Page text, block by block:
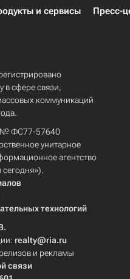
и сервисы Пресс-
в сфере связи,
коммуникаций
№ ФС77-57640
унитарное
агентство
технологий
realty@ria.ru
и рекламы
связи